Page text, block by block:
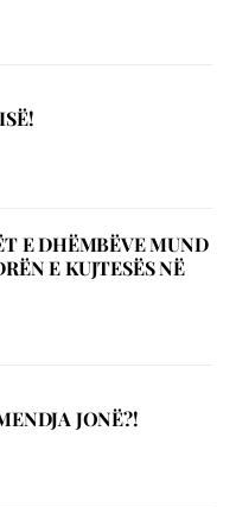
E DHËMBËVE MUND
E KUJTESËS NË
JONË?!